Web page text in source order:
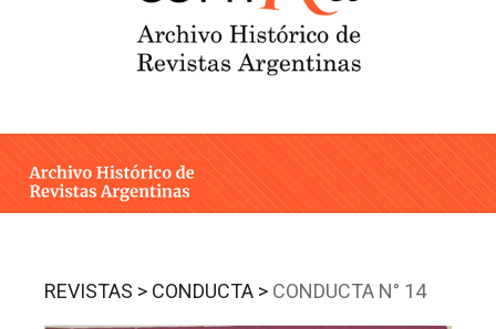
ESTUDIOS CRÍTICOS
INTEGRANTES
REVISTAS > CONDUCTA > CONDUCTA N° 14